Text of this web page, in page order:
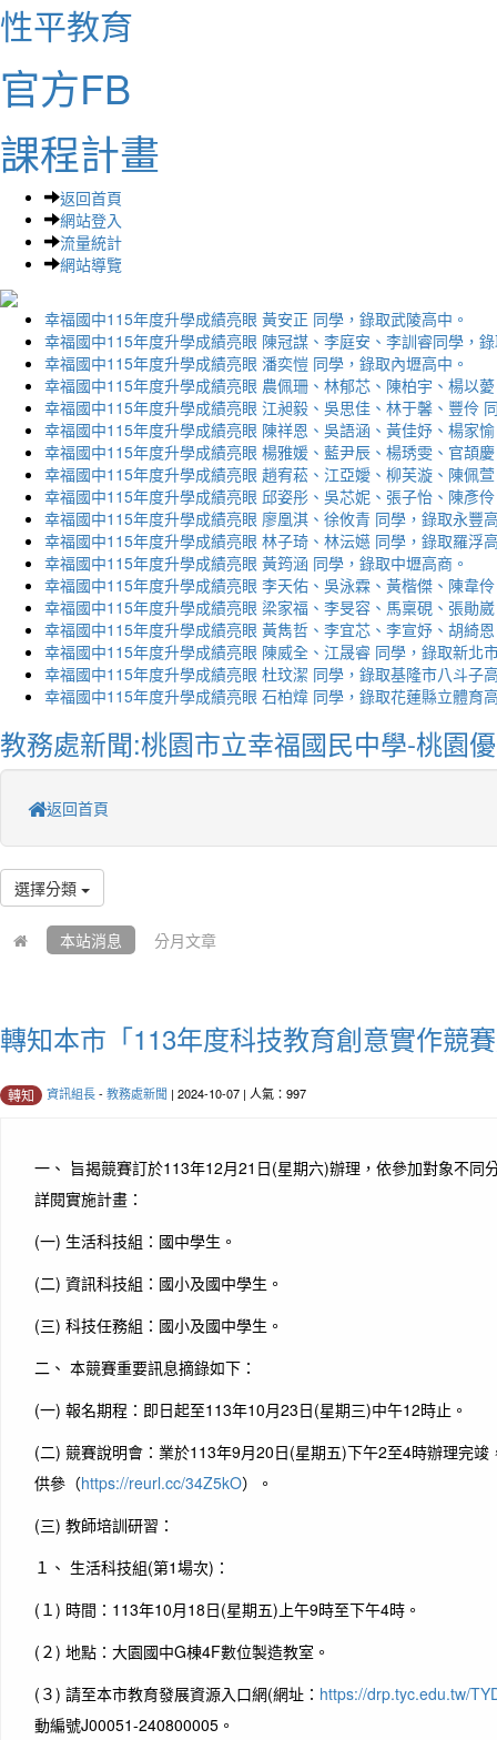
性平教育
官方FB
課程計畫
返回首頁
網站登入
流量統計
網站導覽
幸福國中115年度升學成績亮眼 黃安正 同學，錄取武陵高中。
幸福國中115年度升學成績亮眼 陳冠謀、李庭安、李訓睿同學，
幸福國中115年度升學成績亮眼 潘奕愷 同學，錄取內壢高中。
幸福國中115年度升學成績亮眼 農佩珊、林郁芯、陳柏宇、楊以
幸福國中115年度升學成績亮眼 江昶毅、吳思佳、林于馨、豐伶
幸福國中115年度升學成績亮眼 陳祥恩、吳語涵、黃佳妤、楊家
幸福國中115年度升學成績亮眼 楊雅媛、藍尹辰、楊琇雯、官頡
幸福國中115年度升學成績亮眼 趙宥菘、江亞嬡、柳芙漩、陳佩
幸福國中115年度升學成績亮眼 邱姿彤、吳芯妮、張子怡、陳彥
幸福國中115年度升學成績亮眼 廖凰淇、徐攸青 同學，錄取永豐
幸福國中115年度升學成績亮眼 林子琦、林沄嬨 同學，錄取羅浮
幸福國中115年度升學成績亮眼 黃筠涵 同學，錄取中壢高商。
幸福國中115年度升學成績亮眼 李天佑、吳泳霖、黃楷傑、陳韋
幸福國中115年度升學成績亮眼 梁家福、李旻容、馬稟硯、張勛
幸福國中115年度升學成績亮眼 黃雋哲、李宜芯、李宣妤、胡綺
幸福國中115年度升學成績亮眼 陳威全、江晟睿 同學，錄取新北
幸福國中115年度升學成績亮眼 杜玟潔 同學，錄取基隆市八斗子
幸福國中115年度升學成績亮眼 石柏煒 同學，錄取花蓮縣立體育
教務處新聞:桃園市立幸福國民中學-桃園
返回首頁
選擇分類
本站消息 分月文章
轉知本市「113年度科技教育創意實作競
轉知 資訊組長- 教務處新聞 | 2024-10-07 | 人氣：997
一、 旨揭競賽訂於113年12月21日(星期六)辦理，依參加對象不同
詳閱實施計畫：
(一) 生活科技組：國中學生。
(二) 資訊科技組：國小及國中學生。
(三) 科技任務組：國小及國中學生。
二、 本競賽重要訊息摘錄如下：
(一) 報名期程：即日起至113年10月23日(星期三)中午12時止。
(二) 競賽說明會：業於113年9月20日(星期五)下午2至4時辦理完竣
供參（https://reurl.cc/34Z5kO）。
(三) 教師培訓研習：
１、 生活科技組(第1場次)：
(１) 時間：113年10月18日(星期五)上午9時至下午4時。
(２) 地點：大園國中G棟4F數位製造教室。
(３) 請至本市教育發展資源入口網(網址： https://drp.tyc.edu.tw/
動編號J00051-240800005。